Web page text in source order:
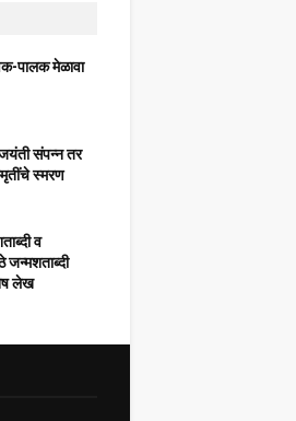
पालक मेळावा
संपन्न तर
स्मरण
व
जन्मशताब्दी
लेख